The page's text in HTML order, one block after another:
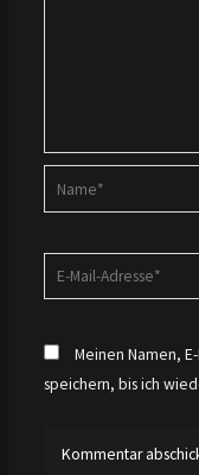
Name*
Mail-
Meinen Namen,
speichern, bis ich